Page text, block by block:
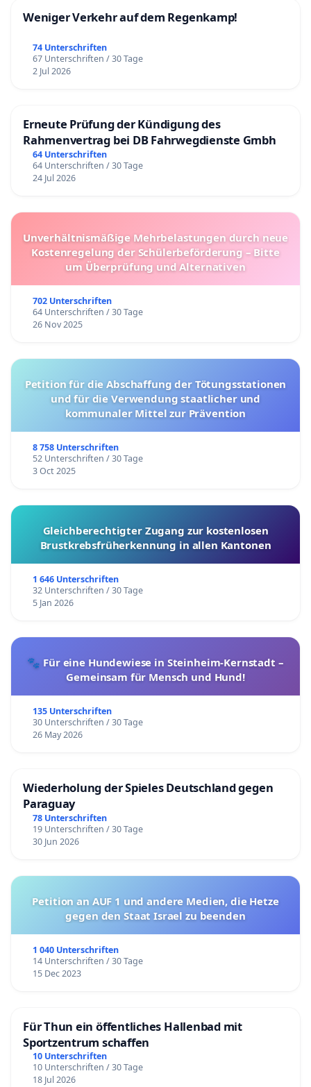
Weniger Verkehr auf dem Regenkamp!
74 Unterschriften
67 Unterschriften / 30 Tage
2 Jul 2026
Erneute Prüfung der Kündigung des
Rahmenvertrag bei DB Fahrwegdienste Gmbh
64 Unterschriften
64 Unterschriften / 30 Tage
24 Jul 2026
Unverhältnismäßige Mehrbelastungen durch neue
Kostenregelung der Schülerbeförderung – Bitte
um Überprüfung und Alternativen
702 Unterschriften
64 Unterschriften / 30 Tage
26 Nov 2025
Petition für die Abschaffung der Tötungsstationen
und für die Verwendung staatlicher und
kommunaler Mittel zur Prävention
8 758 Unterschriften
52 Unterschriften / 30 Tage
3 Oct 2025
Gleichberechtigter Zugang zur kostenlosen
Brustkrebsfrüherkennung in allen Kantonen
1 646 Unterschriften
32 Unterschriften / 30 Tage
5 Jan 2026
🐾 Für eine Hundewiese in Steinheim-Kernstadt –
Gemeinsam für Mensch und Hund!
135 Unterschriften
30 Unterschriften / 30 Tage
26 May 2026
Wiederholung der Spieles Deutschland gegen
Paraguay
78 Unterschriften
19 Unterschriften / 30 Tage
30 Jun 2026
Petition an AUF 1 und andere Medien, die Hetze
gegen den Staat Israel zu beenden
1 040 Unterschriften
14 Unterschriften / 30 Tage
15 Dec 2023
Für Thun ein öffentliches Hallenbad mit
Sportzentrum schaffen
10 Unterschriften
10 Unterschriften / 30 Tage
18 Jul 2026